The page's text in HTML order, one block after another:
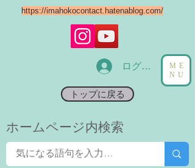
ログイン
トップに戻る
ME
NU
https://imahokocontact.hatenablog.com/
​ホームページ内検索